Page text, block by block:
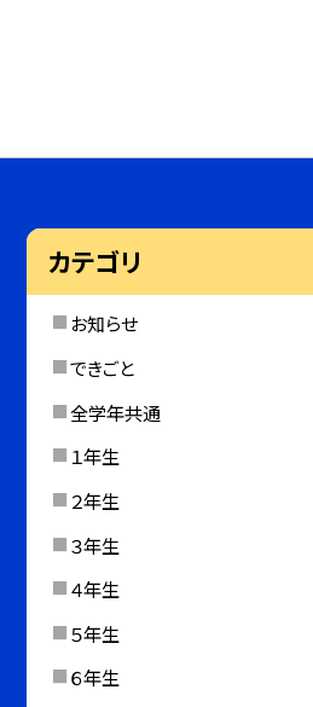
カテゴリ
お知らせ
できごと
全学年共通
１年生
２年生
３年生
４年生
５年生
６年生